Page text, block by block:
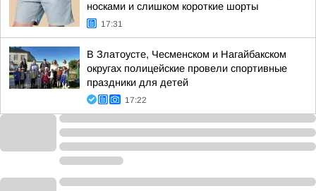
носками и слишком короткие шорты
17:31
В Златоусте, Чесменском и Нагайбакском
округах полицейские провели спортивные
праздники для детей
17:22